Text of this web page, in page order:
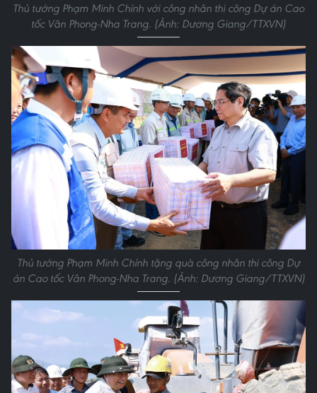
Thủ tướng Phạm Minh Chính với công nhân thi công Dự án Cao
tốc Vân Phong-Nha Trang. (Ảnh: Dương Giang/TTXVN)
Thủ tướng Phạm Minh Chính tặng quà công nhân thi công Dự
án Cao tốc Vân Phong-Nha Trang. (Ảnh: Dương Giang/TTXVN)